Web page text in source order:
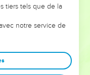
alors même que ce
et responsables
afin que leurs erreurs
un ministère, une
tiers tels que de la
notre service de